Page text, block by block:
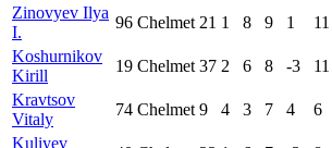
Zinovyev Ilya
I.
96 Chelmet 21 1 8 9 1 11
Koshurnikov
Kirill
19 Chelmet 37 2 6 8 -3 11
Kravtsov
Vitaly
74 Chelmet 9 4 3 7 4 6
Kuliyev